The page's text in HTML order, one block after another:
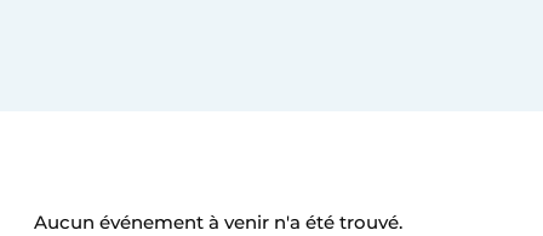
Termes et conditions
Aucun événement à venir n'a été trouvé.